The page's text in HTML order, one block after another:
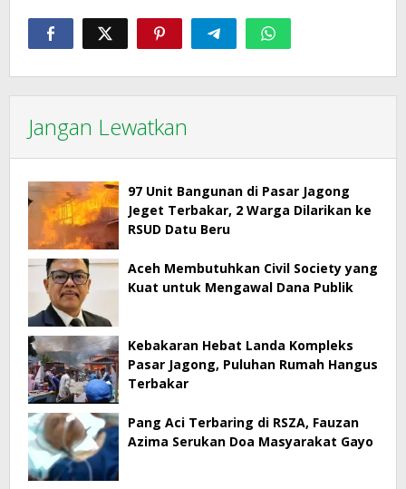
Jangan Lewatkan
97 Unit Bangunan di Pasar Jagong
Jeget Terbakar, 2 Warga Dilarikan ke
RSUD Datu Beru
Aceh Membutuhkan Civil Society yang
Kuat untuk Mengawal Dana Publik
Kebakaran Hebat Landa Kompleks
Pasar Jagong, Puluhan Rumah Hangus
Terbakar
Pang Aci Terbaring di RSZA, Fauzan
Azima Serukan Doa Masyarakat Gayo